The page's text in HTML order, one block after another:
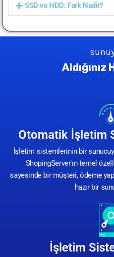
SSD ve HDD: Fark Nedir?
Otomatik İşletim
İşletim sistemlerinin bir
ShopingServer'ın temel
sayesinde bir müşteri, ödeme
hazır bir
İşletim